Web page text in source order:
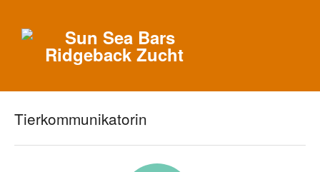
Tierkommunikatorin